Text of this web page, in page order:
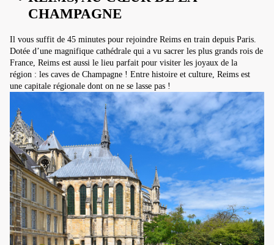
CHAMPAGNE
Il vous suffit de 45 minutes pour rejoindre Reims en train depuis Paris.
Dotée d’une magnifique cathédrale qui a vu sacrer les plus grands rois de
France, Reims est aussi le lieu parfait pour visiter les joyaux de la
région : les caves de Champagne ! Entre histoire et culture, Reims est
une capitale régionale dont on ne se lasse pas !